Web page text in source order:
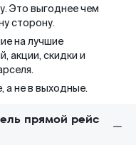
Это выгоднее чем
сторону.
на лучшие
акции, скидки и
а не в выходные.
прямой рейс